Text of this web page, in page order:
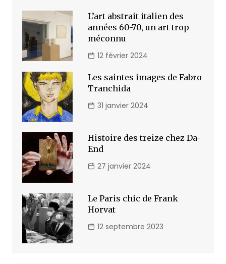
L’art abstrait italien des
années 60-70, un art trop
méconnu
12 février 2024
Les saintes images de Fabro
Tranchida
31 janvier 2024
Histoire des treize chez Da-
End
27 janvier 2024
Le Paris chic de Frank
Horvat
12 septembre 2023